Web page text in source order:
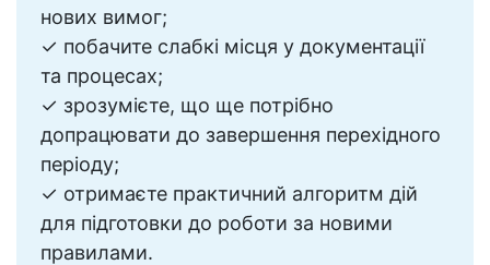
нових вимог;
✓ побачите слабкі місця у документації
та процесах;
✓ зрозумієте, що ще потрібно
допрацювати до завершення перехідного
періоду;
✓ отримаєте практичний алгоритм дій
для підготовки до роботи за новими
правилами.